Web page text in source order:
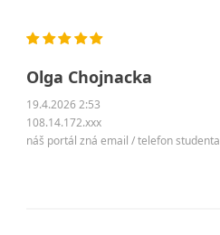
Olga Chojnacka
19.4.2026 2:53
108.14.172.xxx
náš portál zná email / telefon studenta